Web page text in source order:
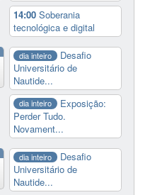
14:00Soberania
tecnológica e digital
dia inteiro
Desafio
Universitário de
Nautide...
dia inteiro
Exposição:
Perder Tudo.
Novament...
dia inteiro
Desafio
Universitário de
Nautide...